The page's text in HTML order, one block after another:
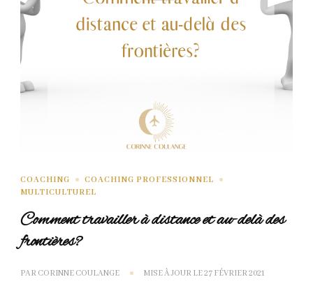
COACHING
COACHING PROFESSIONNEL
MULTICULTUREL
Comment travailler à distance et au-delà des
frontières?
PAR CORINNE COULANGE MISE À JOUR LE27 FÉVRIER 2021